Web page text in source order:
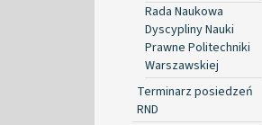
Rada Naukowa
Dyscypliny Nauki
Prawne Politechniki
Warszawskiej
Terminarz posiedzeń
RND